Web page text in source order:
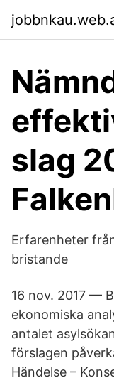
slag
Erfarenheter
bristande
16 nov. 2017 —
ekonomiska
antalet
förslagen
Händelse –